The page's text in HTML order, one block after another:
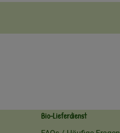
Bio-Lieferdienst